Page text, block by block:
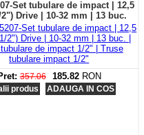
Set tubulare de impact | 12,5
Drive | 10-32 mm | 13 buc.
357.06 185.82RON
produs ADAUGA IN COS